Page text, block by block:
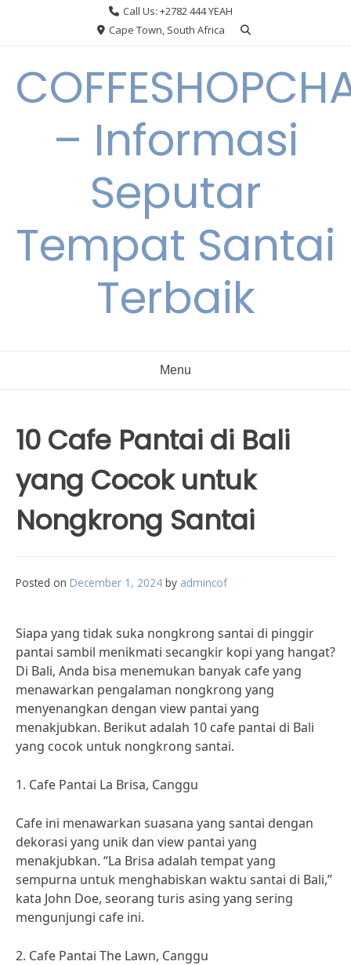
Call Us: +2782 444 YEAH
Cape Town, South Africa
– Informasi
Seputar
Tempat Santai
Terbaik
Menu
10 Cafe Pantai di Bali
yang Cocok untuk
Nongkrong Santai
Posted on December 1, 2024 by admincof
Siapa yang tidak suka nongkrong santai di pinggir
pantai sambil menikmati secangkir kopi yang hangat?
Di Bali, Anda bisa menemukan banyak cafe yang
menawarkan pengalaman nongkrong yang
menyenangkan dengan view pantai yang
menakjubkan. Berikut adalah 10 cafe pantai di Bali
yang cocok untuk nongkrong santai.
1. Cafe Pantai La Brisa, Canggu
Cafe ini menawarkan suasana yang santai dengan
dekorasi yang unik dan view pantai yang
menakjubkan. “La Brisa adalah tempat yang
sempurna untuk menghabiskan waktu santai di Bali,”
kata John Doe, seorang turis asing yang sering
mengunjungi cafe ini.
2. Cafe Pantai The Lawn, Canggu